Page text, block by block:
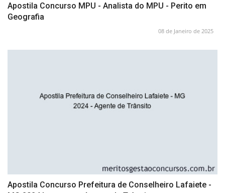
Apostila Concurso MPU - Analista do MPU - Perito em
Geografia
08 de Janeiro de 2025
Apostila Concurso Prefeitura de Conselheiro Lafaiete -